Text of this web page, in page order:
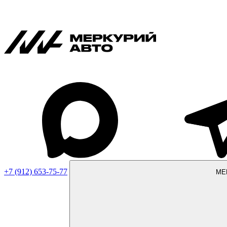
+7 (912) 653-75-77